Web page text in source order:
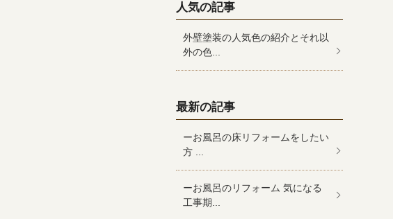
人気の記事
外壁塗装の人気色の紹介とそれ以
外の色...
最新の記事
ーお風呂の床リフォームをしたい
方 ...
ーお風呂のリフォーム 気になる
工事期...